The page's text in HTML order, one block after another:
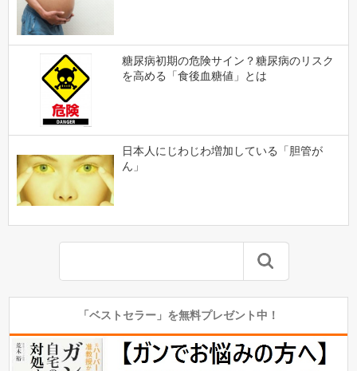
糖尿病初期の危険サイン？糖尿病のリスク
を高める「食後血糖値」とは
日本人にじわじわ増加している「胆管が
ん」
「ベストセラー」を無料プレゼント中！